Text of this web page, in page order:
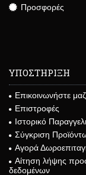
Προσφορές
ΥΠΟΣΤΗΡΙΞΗ
Επικοινωνήστε
Επιστροφές
Ιστορικό
Σύγκριση
Αγορά
Αίτηση λήψης
δεδομένων